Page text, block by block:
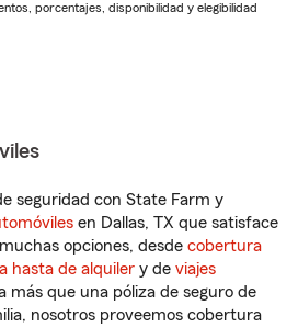
porcentajes, disponibilidad y elegibilidad
seguridad con State Farm y
en Dallas, TX que satisface
opciones, desde cobertura
hasta de alquiler y de viajes
más que una póliza de seguro de
nosotros proveemos cobertura